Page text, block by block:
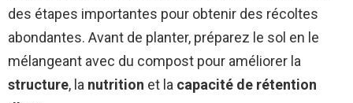
des étapes importantes pour obtenir des récoltes
abondantes. Avant de planter, préparez le sol en le
mélangeant avec du compost pour améliorer la
structure, la nutrition et la capacité de rétention